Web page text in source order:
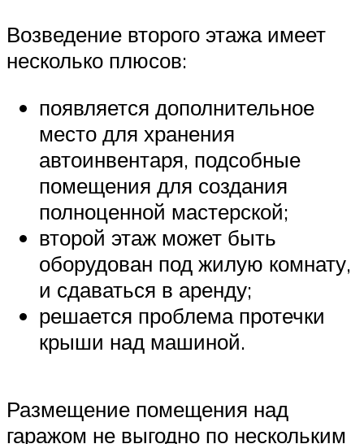
Возведение второго этажа имеет
несколько плюсов:
появляется дополнительное
место для хранения
автоинвентаря, подсобные
помещения для создания
полноценной мастерской;
второй этаж может быть
оборудован под жилую комнату,
и сдаваться в аренду;
решается проблема протечки
крыши над машиной.
Размещение помещения над
гаражом не выгодно по нескольким